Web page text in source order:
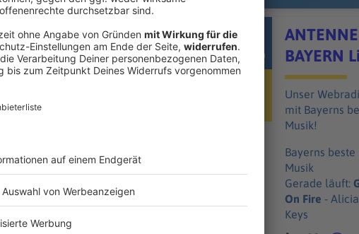
Katzenhaare dann durchs
mit ihnen in Kontakt.
ANTENNE
BAYERN
Unser
mit Bayerns
Musik!
Bayerns beste
Musik
Gerade läuft:
On Fire - Alicia
Keys